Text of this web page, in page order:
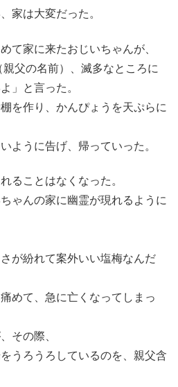
家は大変だった。
て家に来たおじいちゃんが、
父の名前）、滅多なところに
」と言った。
を作り、かんぴょうを天ぷらに
ように告げ、帰っていった。
ることはなくなった。
ゃんの家に幽霊が現れるように
が紛れて案外いい塩梅なんだ
めて、急に亡くなってしまっ
その際、
うろうろしているのを、親父含